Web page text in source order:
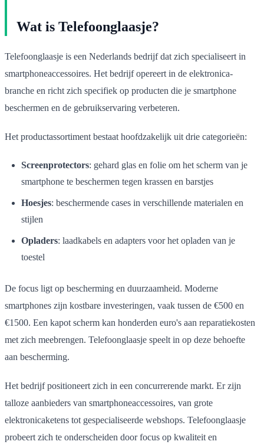
Wat is Telefoonglaasje?
Telefoonglaasje is een Nederlands bedrijf dat zich specialiseert in
smartphoneaccessoires. Het bedrijf opereert in de elektronica-
branche en richt zich specifiek op producten die je smartphone
beschermen en de gebruikservaring verbeteren.
Het productassortiment bestaat hoofdzakelijk uit drie categorieën:
Screenprotectors: gehard glas en folie om het scherm van je
smartphone te beschermen tegen krassen en barstjes
Hoesjes: beschermende cases in verschillende materialen en
stijlen
Opladers: laadkabels en adapters voor het opladen van je
toestel
De focus ligt op bescherming en duurzaamheid. Moderne
smartphones zijn kostbare investeringen, vaak tussen de €500 en
€1500. Een kapot scherm kan honderden euro's aan reparatiekosten
met zich meebrengen. Telefoonglaasje speelt in op deze behoefte
aan bescherming.
Het bedrijf positioneert zich in een concurrerende markt. Er zijn
talloze aanbieders van smartphoneaccessoires, van grote
elektronicaketens tot gespecialiseerde webshops. Telefoonglaasje
probeert zich te onderscheiden door focus op kwaliteit en